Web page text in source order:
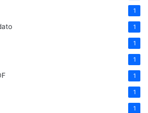
1
1
1
1
1
1
1